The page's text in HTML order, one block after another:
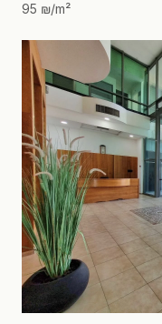
95 ₪/m²